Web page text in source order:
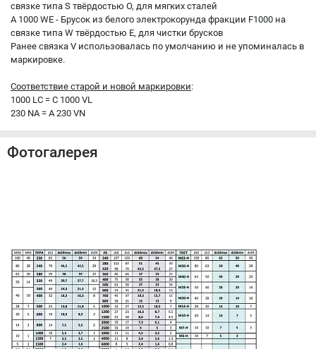
связке типа S твёрдостью O, для мягких сталей
A 1000 WE - Брусок из белого электрокорунда фракции F1000 на
связке типа W твёрдостью E, для чистки брусков
Ранее связка V использовалась по умолчанию и не упоминалась в
маркировке.
Соответствие старой и новой маркировки:
1000 LC = C 1000 VL
230 NA = A 230 VN
Фотогалерея